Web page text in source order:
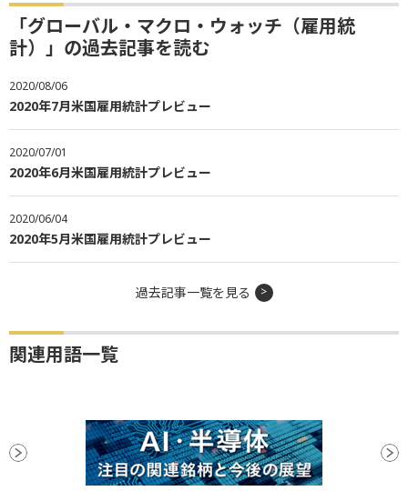
「グローバル・マクロ・ウォッチ（雇用統
計）」の過去記事を読む
2020/08/06
2020年7月米国雇用統計プレビュー
2020/07/01
2020年6月米国雇用統計プレビュー
2020/06/04
2020年5月米国雇用統計プレビュー
過去記事一覧を見る
関連用語一覧